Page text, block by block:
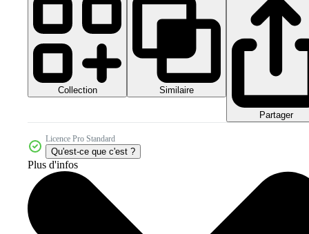
Collection Similaire
Partager
Licence Pro Standard
Qu'est-ce que c'est ?
Plus d'infos